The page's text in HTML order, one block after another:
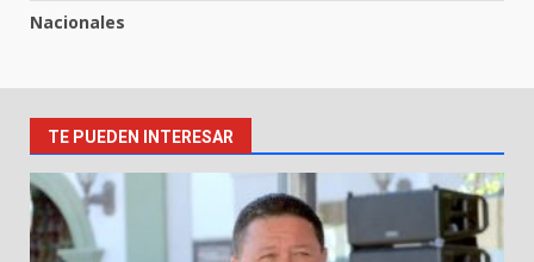
Nacionales
TE PUEDEN INTERESAR